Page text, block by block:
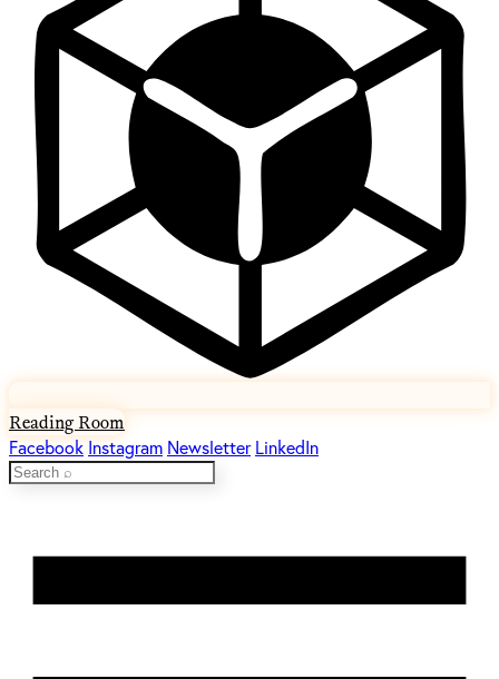
Reading Room
Facebook Instagram Newsletter LinkedIn